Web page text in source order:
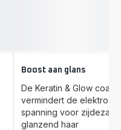
Boost aan glans
De Keratin & Glow
vermindert de
spanning voor
glanzend haar